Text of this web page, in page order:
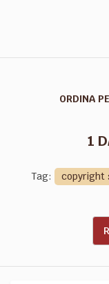
ORDINA
1
Tag: copyright